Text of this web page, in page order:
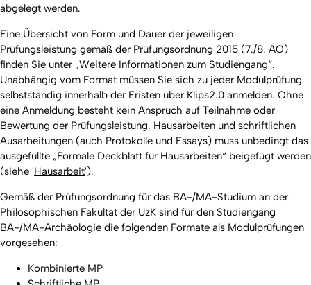
abgelegt werden.
Eine Übersicht von Form und Dauer der jeweiligen
Prüfungsleistung gemäß der Prüfungsordnung 2015 (7./8. ÄO)
finden Sie unter „Weitere Informationen zum Studiengang“.
Unabhängig vom Format müssen Sie sich zu jeder Modulprüfung
selbstständig innerhalb der Fristen über Klips2.0 anmelden. Ohne
eine Anmeldung besteht kein Anspruch auf Teilnahme oder
Bewertung der Prüfungsleistung. Hausarbeiten und schriftlichen
Ausarbeitungen (auch Protokolle und Essays) muss unbedingt das
ausgefüllte „Formale Deckblatt für Hausarbeiten“ beigefügt werden
(siehe 'Hausarbeit').
Gemäß der Prüfungsordnung für das BA-/MA-Studium an der
Philosophischen Fakultät der UzK sind für den Studiengang
BA-/MA-Archäologie die folgenden Formate als Modulprüfungen
vorgesehen:
Kombinierte MP